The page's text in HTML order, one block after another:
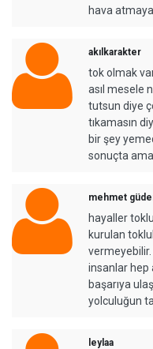
hava
akılkarakter
tok olmak
asıl mesele
tutsun diye
tıkamasın
bir şey
sonuçta
mehmet
hayaller
kurulan
vermeyebilir.
insanlar hep
başarıya
yolculuğun
leylaa